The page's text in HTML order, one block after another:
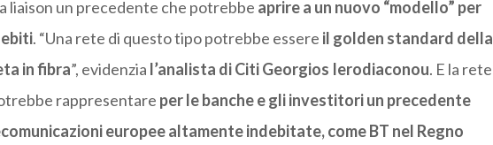
liaison un precedente che potrebbe aprire a un nuovo “modello” per
. “Una rete di questo tipo potrebbe essere il golden standard della
in fibra”, evidenzia l’analista di Citi Georgios Ierodiaconou. E la rete
rappresentare per le banche e gli investitori un precedente
europee altamente indebitate, come BT nel Regno